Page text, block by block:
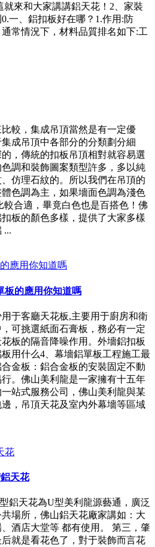
就來和大家講講鋁天花！2、家裝
一、鋁扣板好在哪？1.作用:防
常情況下，材料品質排名如下:工
較，集成吊頂當然是有一定優
成吊頂中各部分的分類劃分細
，傳統的扣板吊頂相對就容易選
調和裝飾圖案類型許多，多以純
仿理石紋的。所以我們在吊頂的
色調為主，如果墻面色調為淺色
較合適，畢竟白色也是百搭色！佛
板的顏色多樣，提供了大家多樣
...
板的應用你知道嗎
于客廳天花板,主要用于廚房和衛
可挑選紙面石膏板，務必有一定
板的隔音降噪作用。外墻鋁扣板
用什么4、幕墻鋁單板工程施工最
金板：鋁合金板的安裝固定不動
。佛山美利龍是一家擁有十五年
站式服務公司，佛山美利龍與某
，吊頂天花及室內外幕墻等區域
天花
鋁天花為U型美利龍源藝通，廣泛
場所，佛山鋁天花廠家講如：大
酒店大堂等 都有使用。 第三，肇
就是看花色了，對于裝飾而言花